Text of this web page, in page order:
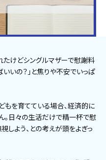
たけどシングルマザーで慰謝料
いの？」と焦りや不安でいっぱ
もを育てている場合、経済的に
。日々の生活だけで精一杯で慰
よう、との考えが頭をよぎっ